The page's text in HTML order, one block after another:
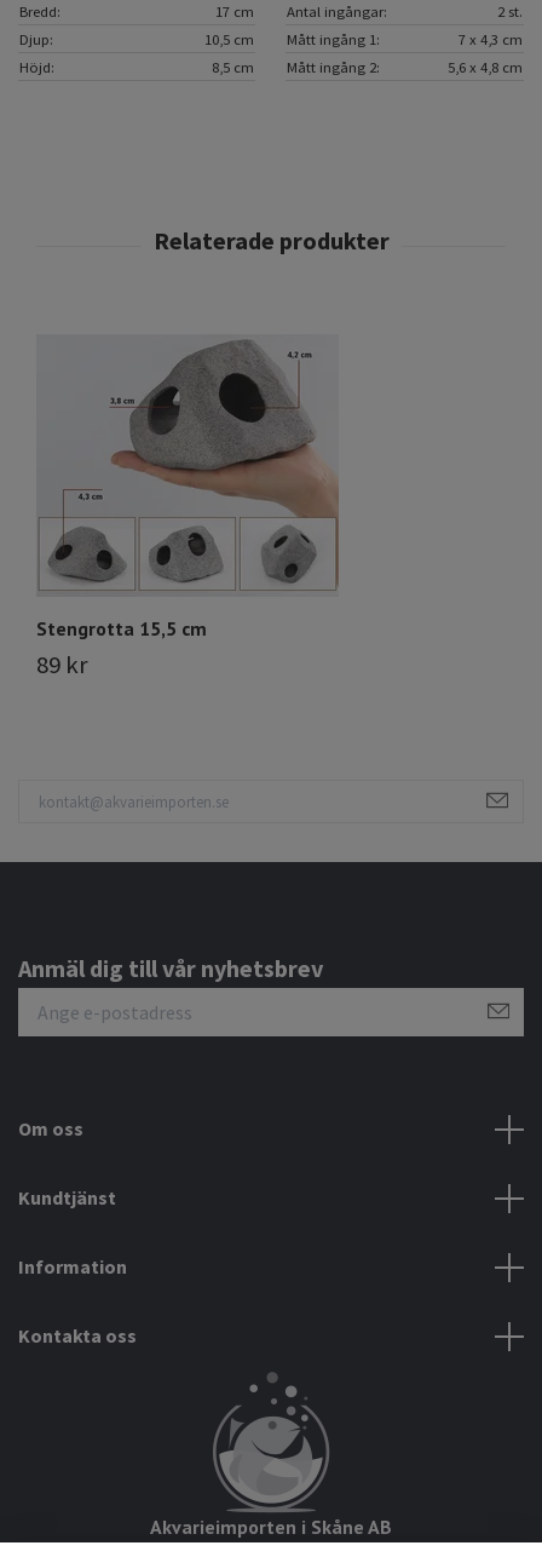
Bredd:
17 cm Antal ingångar:
2 st.
Djup:
10,5 cm Mått ingång 1:
7 x 4,3 cm
Höjd:
8,5 cm Mått ingång 2: 5,6 x 4,8 cm
Stengrotta 15,5 cm
89 kr
Anmäl dig till vår nyhetsbrev
Om oss
Kundtjänst
Information
Kontakta oss
Akvarieimporten i Skåne AB